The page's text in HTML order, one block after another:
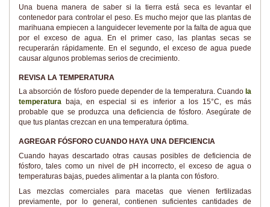
Una buena manera de saber si la tierra está seca es levantar el
contenedor para controlar el peso. Es mucho mejor que las plantas de
marihuana empiecen a languidecer levemente por la falta de agua que
por el exceso de agua. En el primer caso, las plantas secas se
recuperarán rápidamente. En el segundo, el exceso de agua puede
causar algunos problemas serios de crecimiento.
REVISA LA TEMPERATURA
La absorción de fósforo puede depender de la temperatura. Cuando la
temperatura baja, en especial si es inferior a los 15°C, es más
probable que se produzca una deficiencia de fósforo. Asegúrate de
que tus plantas crezcan en una temperatura óptima.
AGREGAR FÓSFORO CUANDO HAYA UNA DEFICIENCIA
Cuando hayas descartado otras causas posibles de deficiencia de
fósforo, tales como un nivel de pH incorrecto, el exceso de agua o
temperaturas bajas, puedes alimentar a la planta con fósforo.
Las mezclas comerciales para macetas que vienen fertilizadas
previamente, por lo general, contienen suficientes cantidades de